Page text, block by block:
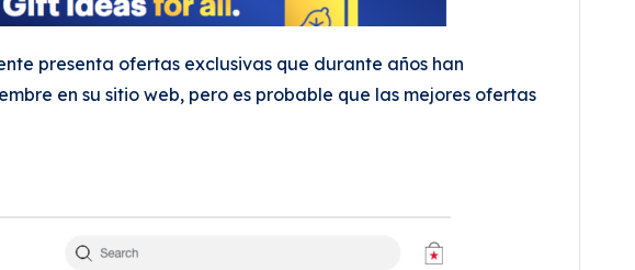
presenta ofertas exclusivas que durante años han
en su sitio web, pero es probable que las mejores ofertas